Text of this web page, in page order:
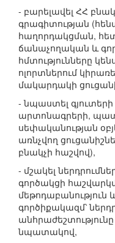
- բարելավել ՀՀ
գրագիտության
հաղորդակցման,
ճանաչողական և
հմտությունները
ոլորտներում
մակարդակի
- նպաստել
արտոնագրերի,
սեփականության
առնչվող
բնակչի հաշվով),
- մշակել
գործակցի
գործիքակազմ՝
նպատակով,